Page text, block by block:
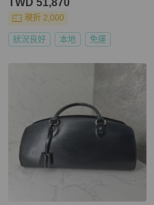
TWD 51,870
現折 2,000
狀況良好 本地 免運